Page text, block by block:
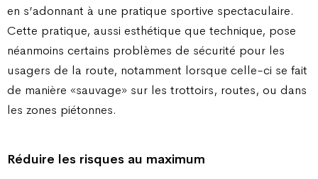
en s’adonnant à une pratique sportive spectaculaire.
Cette pratique, aussi esthétique que technique, pose
néanmoins certains problèmes de sécurité pour les
usagers de la route, notamment lorsque celle-ci se fait
de manière «sauvage» sur les trottoirs, routes, ou dans
les zones piétonnes.
Réduire les risques au maximum